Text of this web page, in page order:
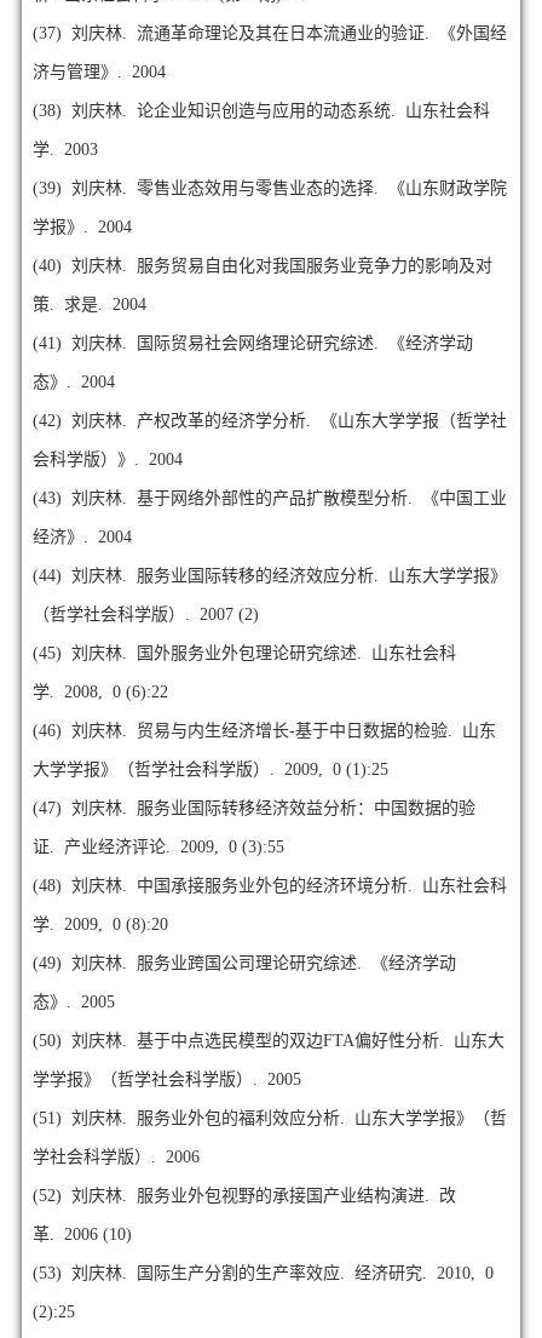
(37) 刘庆林. 流通革命理论及其在日本流通业的验证. 《外国经
济与管理》. 2004
(38) 刘庆林. 论企业知识创造与应用的动态系统. 山东社会科
学. 2003
(39) 刘庆林. 零售业态效用与零售业态的选择. 《山东财政学院
学报》. 2004
(40) 刘庆林. 服务贸易自由化对我国服务业竞争力的影响及对
策. 求是. 2004
(41) 刘庆林. 国际贸易社会网络理论研究综述. 《经济学动
态》. 2004
(42) 刘庆林. 产权改革的经济学分析. 《山东大学学报（哲学社
会科学版）》. 2004
(43) 刘庆林. 基于网络外部性的产品扩散模型分析. 《中国工业
经济》. 2004
(44) 刘庆林. 服务业国际转移的经济效应分析. 山东大学学报》
（哲学社会科学版）. 2007 (2)
(45) 刘庆林. 国外服务业外包理论研究综述. 山东社会科
学. 2008, 0 (6):22
(46) 刘庆林. 贸易与内生经济增长-基于中日数据的检验. 山东
大学学报》（哲学社会科学版）. 2009, 0 (1):25
(47) 刘庆林. 服务业国际转移经济效益分析：中国数据的验
证. 产业经济评论. 2009, 0 (3):55
(48) 刘庆林. 中国承接服务业外包的经济环境分析. 山东社会科
学. 2009, 0 (8):20
(49) 刘庆林. 服务业跨国公司理论研究综述. 《经济学动
态》. 2005
(50) 刘庆林. 基于中点选民模型的双边FTA偏好性分析. 山东大
学学报》（哲学社会科学版）. 2005
(51) 刘庆林. 服务业外包的福利效应分析. 山东大学学报》（哲
学社会科学版）. 2006
(52) 刘庆林. 服务业外包视野的承接国产业结构演进. 改
革. 2006 (10)
(53) 刘庆林. 国际生产分割的生产率效应. 经济研究. 2010, 0
(2):25